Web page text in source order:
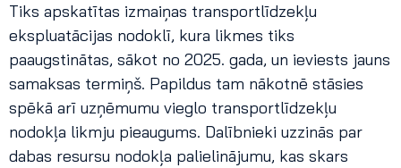
Tiks apskatītas izmaiņas transportlīdzekļu
ekspluatācijas nodoklī, kura likmes tiks
paaugstinātas, sākot no 2025. gada, un ieviests jauns
samaksas termiņš. Papildus tam nākotnē stāsies
spēkā arī uzņēmumu vieglo transportlīdzekļu
nodokļa likmju pieaugums. Dalībnieki uzzinās par
dabas resursu nodokļa palielinājumu, kas skars